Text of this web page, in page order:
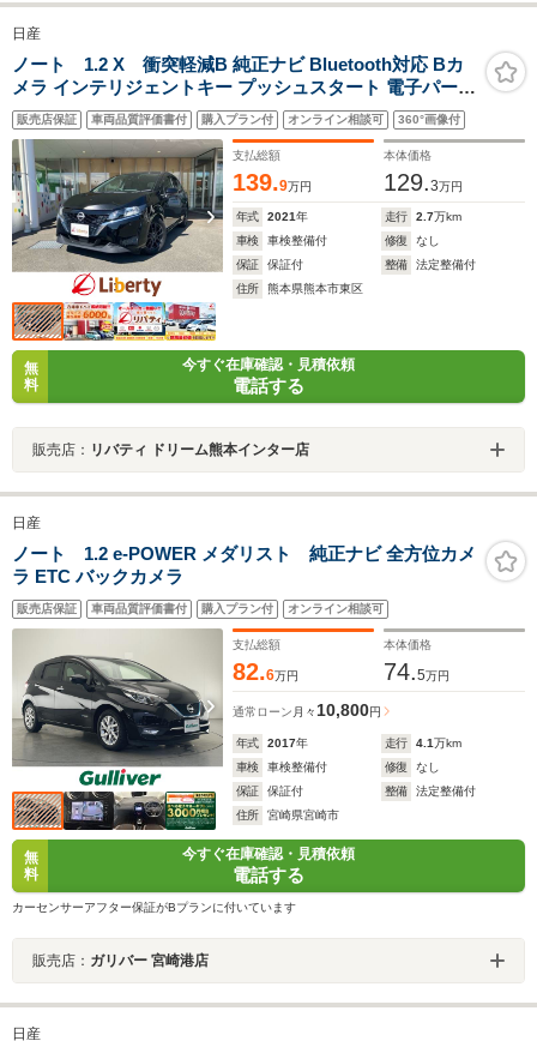
日産
ノート 1.2 X 衝突軽減B 純正ナビ Bluetooth対応 Bカ
メラ インテリジェントキー プッシュスタート 電子パーキ
ング 純正アルミホイール ステアリングスイッチ ヘッドラ
イトレベライザー 電動格納ミラー オートエアコン
販売店保証 車両品質評価書付 購入プラン付 オンライン相談可 360°画像付
支払総額
139.9万円
本体価格
129.3万円
年式 2021年 走行 2.7万km
車検
車検整備付 修復
なし
保証
保証付 整備
法定整備付
住所
熊本県熊本市東区
無
料
今すぐ在庫確認・見積依頼
電話する
販売店： リバティ ドリーム熊本インター店
日産
ノート 1.2 e-POWER メダリスト 純正ナビ 全方位カメ
ラ ETC バックカメラ
販売店保証 車両品質評価書付 購入プラン付 オンライン相談可
支払総額
82.6万円
本体価格
74.5万円
通常ローン 月々 10,800円
年式 2017年 走行 4.1万km
車検
車検整備付 修復
なし
保証
保証付 整備
法定整備付
住所
宮崎県宮崎市
無
料
今すぐ在庫確認・見積依頼
電話する
カーセンサーアフター保証がBプランに付いています
販売店： ガリバー 宮崎港店
日産